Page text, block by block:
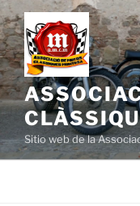
Skip
to
content
Sitio web de la